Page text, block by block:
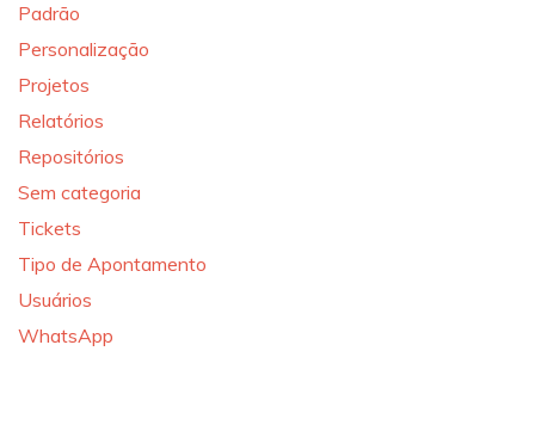
Padrão
Personalização
Projetos
Relatórios
Repositórios
Sem categoria
Tickets
Tipo de Apontamento
Usuários
WhatsApp